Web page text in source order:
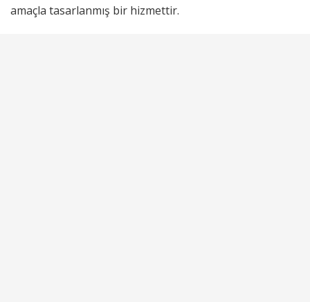
amaçla tasarlanmış bir hizmettir.